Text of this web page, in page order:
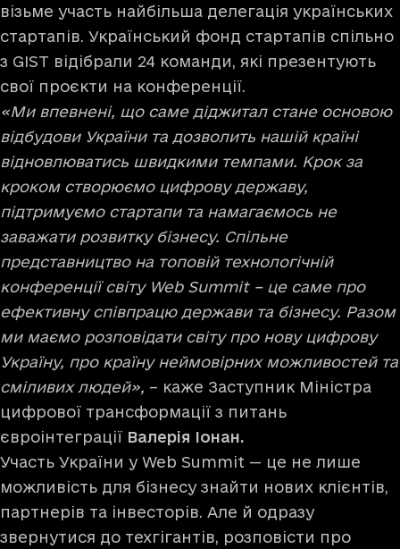
візьме участь найбільша делегація українських
стартапів. Український фонд стартапів спільно
з GIST відібрали 24 команди, які презентують
свої проєкти на конференції.
«Ми впевнені, що саме діджитал стане основою
відбудови України та дозволить нашій країні
відновлюватись швидкими темпами. Крок за
кроком створюємо цифрову державу,
підтримуємо стартапи та намагаємось не
заважати розвитку бізнесу. Спільне
представництво на топовій технологічній
конференції світу Web Summit – це саме про
ефективну співпрацю держави та бізнесу. Разом
ми маємо розповідати світу про нову цифрову
Україну, про країну неймовірних можливостей та
сміливих людей», – каже Заступник Міністра
цифрової трансформації з питань
євроінтеграції Валерія Іонан.
Участь України у Web Summit — це не лише
можливість для бізнесу знайти нових клієнтів,
партнерів та інвесторів. Але й одразу
звернутися до техгігантів, розповісти про